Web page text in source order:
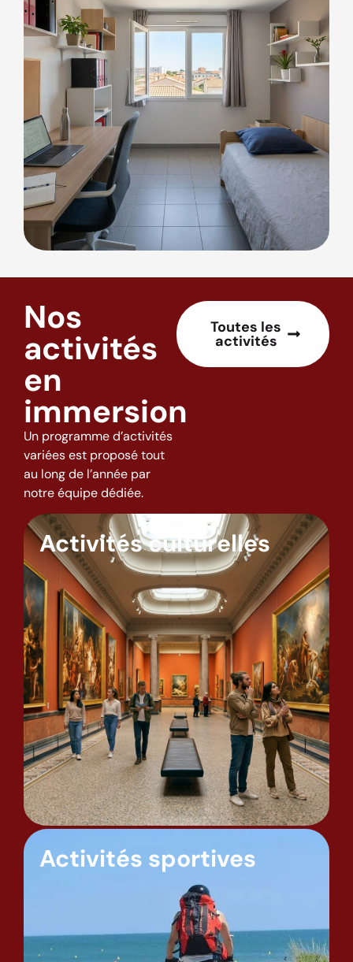
Nos
activités
en
immersion
Un programme d’activités
variées est proposé tout
au long de l’année par
notre équipe dédiée.
Toutes les
activités
Activités culturelles
Activités sportives